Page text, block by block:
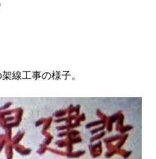
線工事の様子。